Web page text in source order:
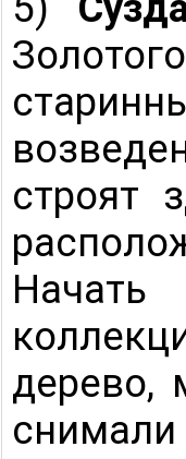
строят
дерево,